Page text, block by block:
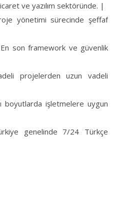
ve yazılım sektöründe. |
yönetimi sürecinde şeffaf
son framework ve güvenlik
projelerden uzun vadeli
işletmelere uygun
genelinde 7/24 Türkçe